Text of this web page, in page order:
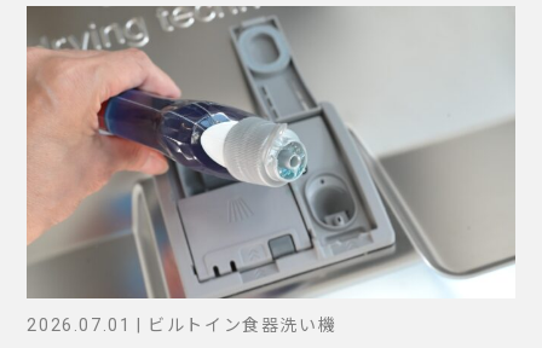
2026.07.01 | ビルトイン食器洗い機